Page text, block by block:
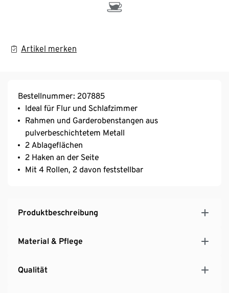
Artikel merken
Bestellnummer: 207885
Ideal für Flur und Schlafzimmer
Rahmen und Garderobenstangen aus
pulverbeschichtetem Metall
2 Ablageflächen
2 Haken an der Seite
Mit 4 Rollen, 2 davon feststellbar
Produktbeschreibung
Material & Pflege
Qualität